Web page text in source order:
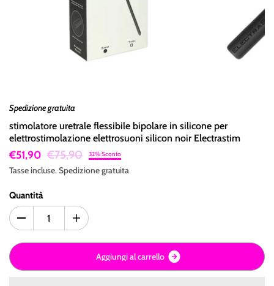
Spedizione gratuita
stimolatore uretrale flessibile bipolare in silicone per
elettrostimolazione elettrosuoni silicon noir Electrastim
€51,90 €75,90 32% Sconto
Tasse incluse.Spedizionegratuita
Quantità
Aggiungialcarrello